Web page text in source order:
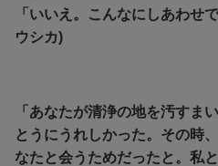
「いいえ。こんなにしあわ
ウシカ)
「あなたが清浄の地を汚すま
とうにうれしかった。その時
なたと会うためだったと。私